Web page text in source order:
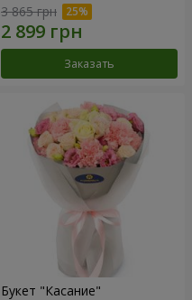
3 865 грн
Заказать
Букет "Касание"